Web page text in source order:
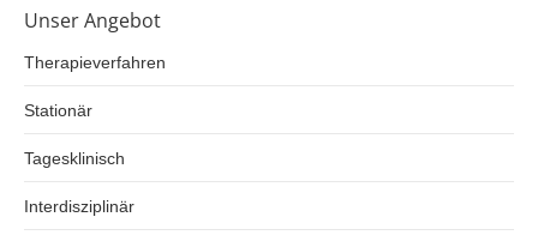
Unser Angebot
Therapieverfahren
Stationär
Tagesklinisch
Interdisziplinär